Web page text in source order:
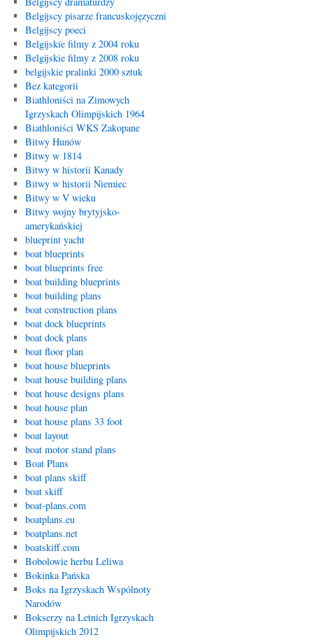
Belgijscy pisarze francuskojęzyczni
Belgijscy poeci
Belgijskie filmy z 2004 roku
Belgijskie filmy z 2008 roku
belgijskie pralinki 2000 sztuk
Bez kategorii
Biathloniści na Zimowych
Igrzyskach Olimpijskich 1964
Biathloniści WKS Zakopane
Bitwy Hunów
Bitwy w 1814
Bitwy w historii Kanady
Bitwy w historii Niemiec
Bitwy w V wieku
Bitwy wojny brytyjsko-
amerykańskiej
blueprint yacht
boat blueprints
boat blueprints free
boat building blueprints
boat building plans
boat construction plans
boat dock blueprints
boat dock plans
boat floor plan
boat house blueprints
boat house building plans
boat house designs plans
boat house plan
boat house plans 33 foot
boat layout
boat motor stand plans
Boat Plans
boat plans skiff
boat skiff
boat-plans.com
boatplans.eu
boatplans.net
boatskiff.com
Bobolowie herbu Leliwa
Bokinka Pańska
Boks na Igrzyskach Wspólnoty
Narodów
Bokserzy na Letnich Igrzyskach
Olimpijskich 2012